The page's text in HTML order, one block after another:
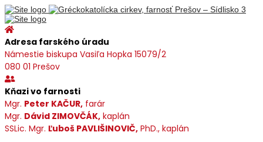
Adresa farského úradu
Námestie biskupa Vasiľa Hopka 15079/2
080 01 Prešov
Kňazi vo farnosti
Mgr. Peter KAČUR, farár
Mgr. Dávid ZIMOVČÁK, kaplán
SSLic. Mgr. Ľuboš PAVLIŠINOVIČ, PhD., kaplán